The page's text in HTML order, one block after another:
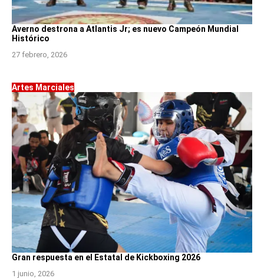
Averno destrona a Atlantis Jr; es nuevo Campeón Mundial
Histórico
27 febrero, 2026
Artes Marciales
Gran respuesta en el Estatal de Kickboxing 2026
1 junio, 2026